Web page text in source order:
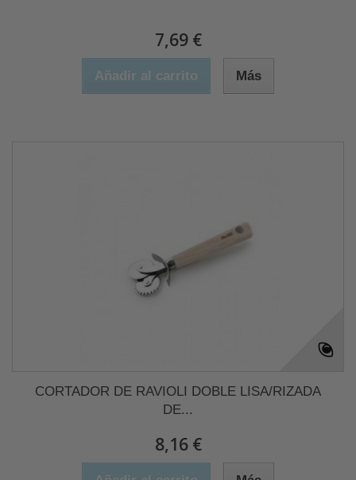
7,69 €
Añadir al carrito Más
CORTADOR DE RAVIOLI DOBLE LISA/RIZADA
DE...
8,16 €